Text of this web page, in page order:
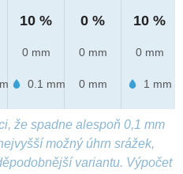
10 %
0 mm
0.1 mm
0 %
0 mm
0 mm
10 %
0 mm
1 mm
že spadne alespoň 0,1 mm
možný úhrn srážek,
variantu. Výpočet